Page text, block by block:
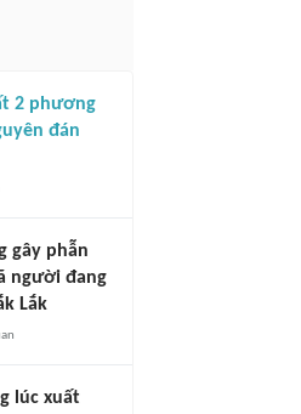
2 phương
đán
gây phẫn
người đang
Lắk
lúc xuất